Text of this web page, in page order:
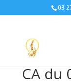
03
CA du